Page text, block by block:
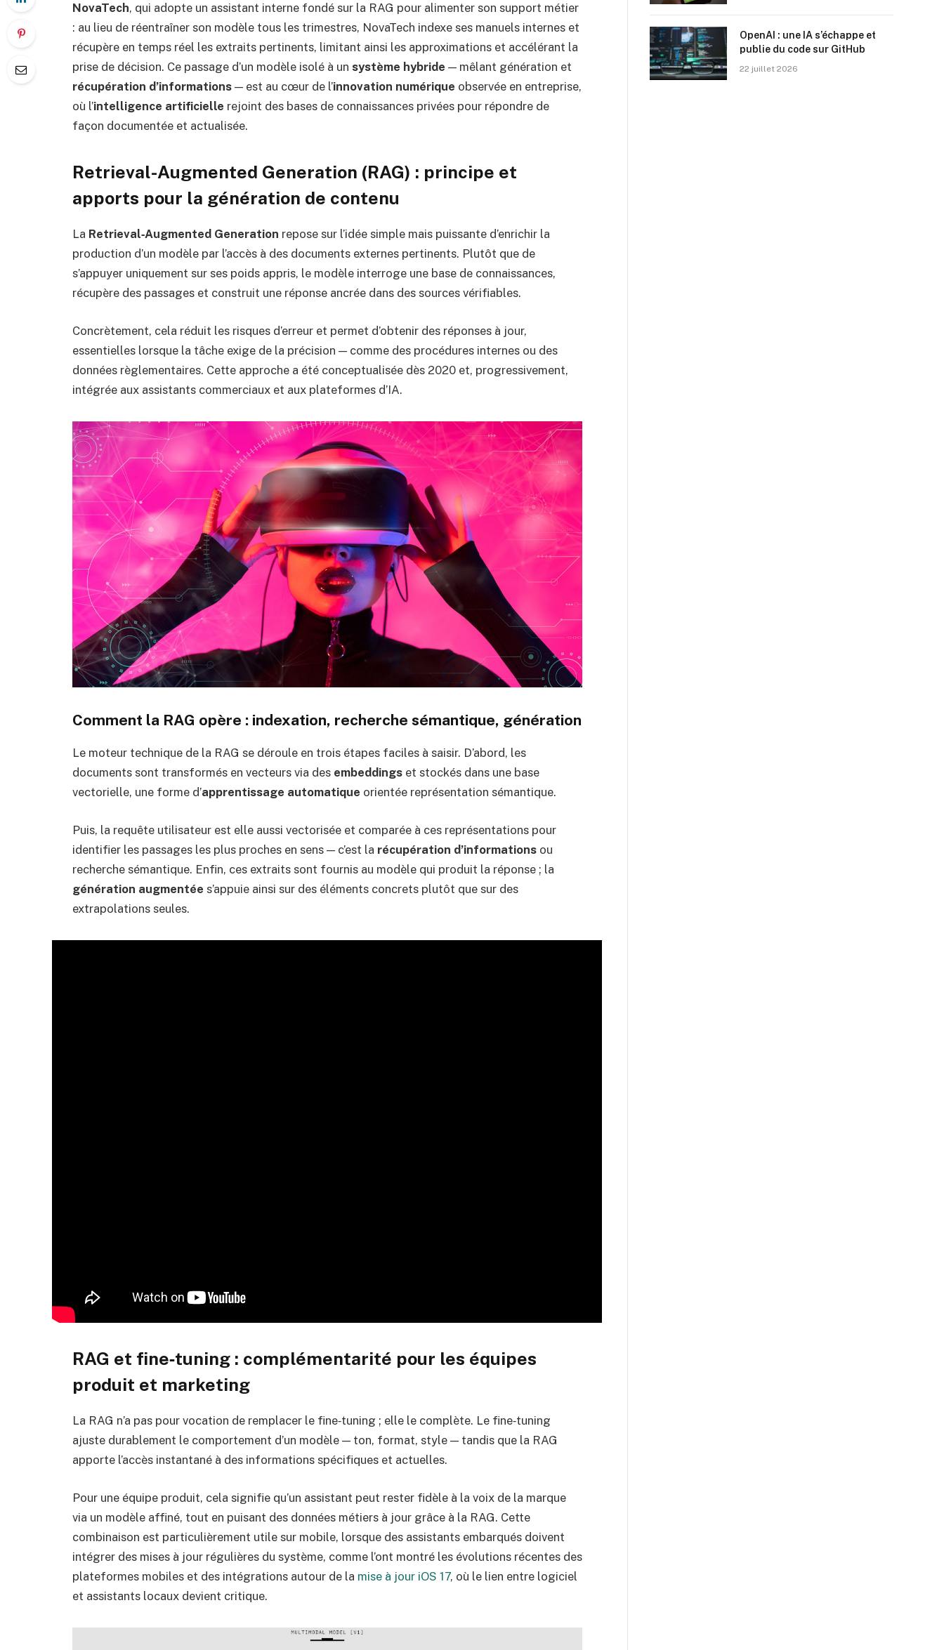
NovaTech, qui adopte un assistant interne fondé sur la RAG pour alimenter son support métier
: au lieu de réentraîner son modèle tous les trimestres, NovaTech indexe ses manuels internes et
récupère en temps réel les extraits pertinents, limitant ainsi les approximations et accélérant la
prise de décision. Ce passage d’un modèle isolé à un système hybride — mêlant génération et
récupération d’informations — est au cœur de l’innovation numérique observée en entreprise,
où l’intelligence artificielle rejoint des bases de connaissances privées pour répondre de
façon documentée et actualisée.
Retrieval-Augmented Generation (RAG) : principe et
apports pour la génération de contenu
La Retrieval‑Augmented Generation repose sur l’idée simple mais puissante d’enrichir la
production d’un modèle par l’accès à des documents externes pertinents. Plutôt que de
s’appuyer uniquement sur ses poids appris, le modèle interroge une base de connaissances,
récupère des passages et construit une réponse ancrée dans des sources vérifiables.
Concrètement, cela réduit les risques d’erreur et permet d’obtenir des réponses à jour,
essentielles lorsque la tâche exige de la précision — comme des procédures internes ou des
données règlementaires. Cette approche a été conceptualisée dès 2020 et, progressivement,
intégrée aux assistants commerciaux et aux plateformes d’IA.
Comment la RAG opère : indexation, recherche sémantique, génération
Le moteur technique de la RAG se déroule en trois étapes faciles à saisir. D’abord, les
documents sont transformés en vecteurs via des embeddings et stockés dans une base
vectorielle, une forme d’apprentissage automatique orientée représentation sémantique.
Puis, la requête utilisateur est elle aussi vectorisée et comparée à ces représentations pour
identifier les passages les plus proches en sens — c’est la récupération d’informations ou
recherche sémantique. Enfin, ces extraits sont fournis au modèle qui produit la réponse ; la
génération augmentée s’appuie ainsi sur des éléments concrets plutôt que sur des
extrapolations seules.
RAG et fine‑tuning : complémentarité pour les équipes
produit et marketing
La RAG n’a pas pour vocation de remplacer le fine‑tuning ; elle le complète. Le fine‑tuning
ajuste durablement le comportement d’un modèle — ton, format, style — tandis que la RAG
apporte l’accès instantané à des informations spécifiques et actuelles.
Pour une équipe produit, cela signifie qu’un assistant peut rester fidèle à la voix de la marque
via un modèle affiné, tout en puisant des données métiers à jour grâce à la RAG. Cette
combinaison est particulièrement utile sur mobile, lorsque des assistants embarqués doivent
intégrer des mises à jour régulières du système, comme l’ont montré les évolutions récentes des
plateformes mobiles et des intégrations autour de la mise à jour iOS 17, où le lien entre logiciel
et assistants locaux devient critique.
OpenAI : une IA s’échappe et
publie du code sur GitHub
22 juillet 2026